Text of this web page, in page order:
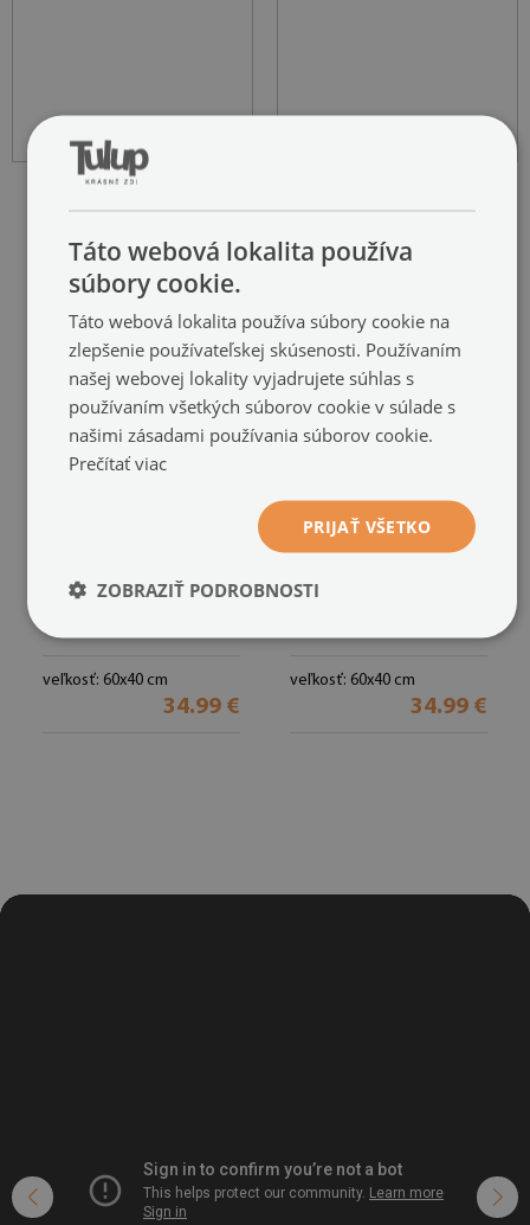
ODPORÚČANÉ PRODUKTY
Rohožka pred dvere
veľkosť: 60x40 cm
34.99 €
veľkosť: 60x40 cm
34.99 €
Táto webová lokalita používa
súbory cookie.
Táto webová lokalita používa súbory cookie na
zlepšenie používateľskej skúsenosti. Používaním
našej webovej lokality vyjadrujete súhlas s
používaním všetkých súborov cookie v súlade s
našimi zásadami používania súborov cookie.
Prečítať viac
PRIJAŤ VŠETKO
ZOBRAZIŤ PODROBNOSTI